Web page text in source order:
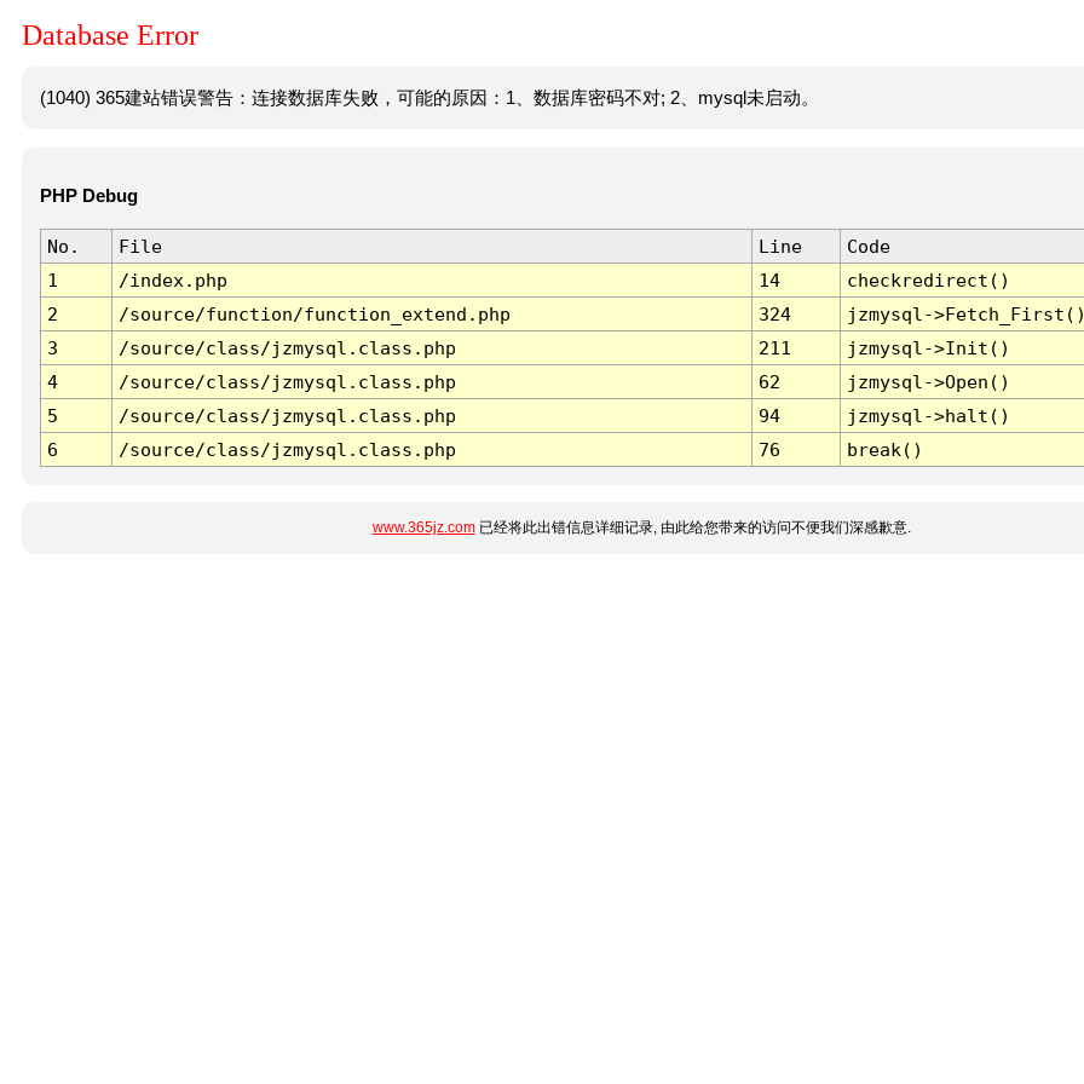
Database Error
(1040) 365建站错误警告：连接数据库失败，可能的原因：1、数据库密码不对; 2、mysql未启动。
PHP Debug
No. File Line
Code
1
/index.php 14
checkredirect()
2
/source/function/function_extend.php 324
jzmysql-
3
/source/class/jzmysql.class.php 211
jzmysql->Init()
4
/source/class/jzmysql.class.php 62
jzmysql->Open()
5
/source/class/jzmysql.class.php 94
jzmysql->halt()
6
/source/class/jzmysql.class.php 76 break()
www.365jz.com已经将此出错信息详细记录, 由此给您带来的访问不便我们深感歉意.